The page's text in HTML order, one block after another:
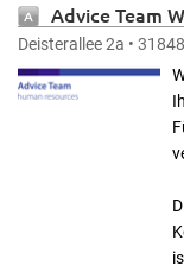
Advice Team
organisiert -
Deisterallee 2a •